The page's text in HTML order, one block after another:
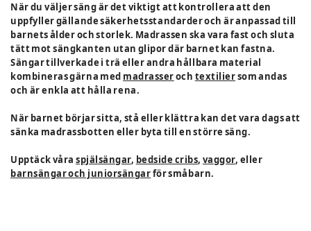
När du väljer säng är det viktigt att kontrollera att den
uppfyller gällande säkerhetsstandarder och är anpassad till
barnets ålder och storlek. Madrassen ska vara fast och sluta
tätt mot sängkanten utan glipor där barnet kan fastna.
Sängar tillverkade i trä eller andra hållbara material
kombineras gärna med madrasseroch textiliersom andas
och är enkla att hålla rena.
När barnet börjar sitta, stå eller klättra kan det vara dags att
sänka madrassbotten eller byta till en större säng.
Upptäck våraspjälsängar, bedside cribs, vaggor, eller
barnsängar och juniorsängarför småbarn.